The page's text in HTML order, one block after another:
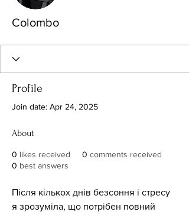
Colombo
Profile
Join date: Apr 24, 2025
About
0 likes received 0 comments received
0 best answers
Після кількох днів безсоння і стресу
я зрозуміла, що потрібен повний